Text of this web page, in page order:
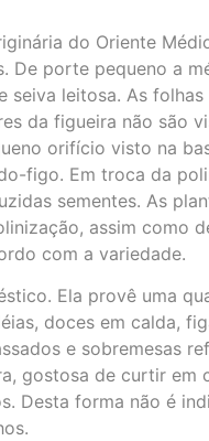
do Oriente
porte pequeno a
leitosa. As
da figueira não são
orifício visto na
figo. Em troca da
sementes. As
assim
com a variedade.
Ela provê uma
doces em calda,
e sobremesas
gostosa de curtir
Desta forma não é